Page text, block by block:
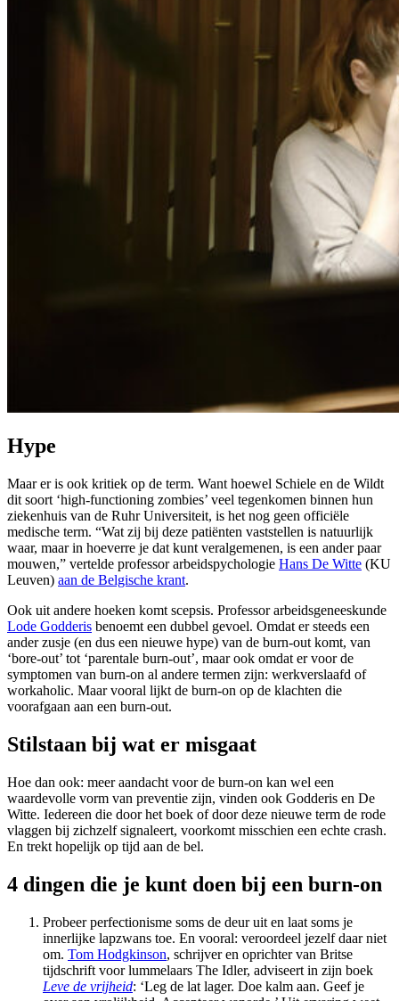
Hype
Maar er is ook kritiek op de term. Want hoewel Schiele en de Wildt
dit soort ‘high-functioning zombies’ veel tegenkomen binnen hun
ziekenhuis van de Ruhr Universiteit, is het nog geen officiële
medische term. “Wat zij bij deze patiënten vaststellen is natuurlijk
waar, maar in hoeverre je dat kunt veralgemenen, is een ander paar
mouwen,” vertelde professor arbeidspychologie Hans De Witte (KU
Leuven) aan de Belgische krant.
Ook uit andere hoeken komt scepsis. Professor arbeidsgeneeskunde
Lode Godderis benoemt een dubbel gevoel. Omdat er steeds een
ander zusje (en dus een nieuwe hype) van de burn-out komt, van
‘bore-out’ tot ‘parentale burn-out’, maar ook omdat er voor de
symptomen van burn-on al andere termen zijn: werkverslaafd of
workaholic. Maar vooral lijkt de burn-on op de klachten die
voorafgaan aan een burn-out.
Stilstaan bij wat er misgaat
Hoe dan ook: meer aandacht voor de burn-on kan wel een
waardevolle vorm van preventie zijn, vinden ook Godderis en De
Witte. Iedereen die door het boek of door deze nieuwe term de rode
vlaggen bij zichzelf signaleert, voorkomt misschien een echte crash.
En trekt hopelijk op tijd aan de bel.
4 dingen die je kunt doen bij een burn-on
Probeer perfectionisme soms de deur uit en laat soms je
innerlijke lapzwans toe. En vooral: veroordeel jezelf daar niet
om. Tom Hodgkinson, schrijver en oprichter van Britse
tijdschrift voor lummelaars The Idler, adviseert in zijn boek
Leve de vrijheid: ‘Leg de lat lager. Doe kalm aan. Geef je